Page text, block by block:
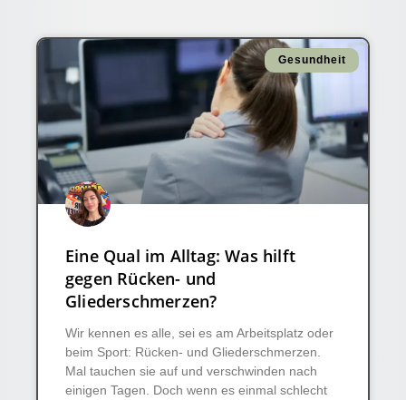
Gesundheit
Eine Qual im Alltag: Was hilft
gegen Rücken- und
Gliederschmerzen?
Wir kennen es alle, sei es am Arbeitsplatz oder
beim Sport: Rücken- und Gliederschmerzen.
Mal tauchen sie auf und verschwinden nach
einigen Tagen. Doch wenn es einmal schlecht